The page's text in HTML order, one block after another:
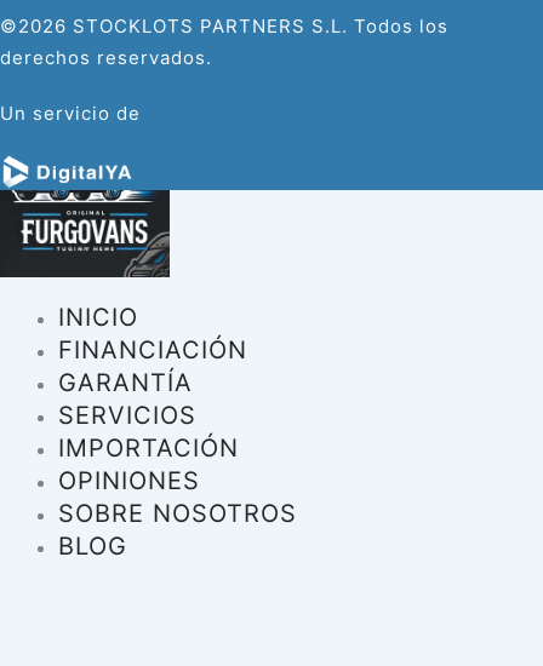
©2026 STOCKLOTS PARTNERS S.L. Todos los
derechos reservados.
Un servicio de
INICIO
FINANCIACIÓN
GARANTÍA
SERVICIOS
IMPORTACIÓN
OPINIONES
SOBRE NOSOTROS
BLOG